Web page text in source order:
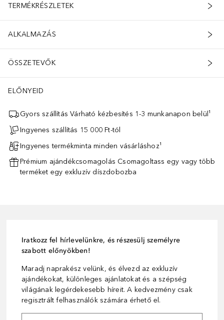
TERMÉKRÉSZLETEK
ALKALMAZÁS
ÖSSZETEVŐK
ELŐNYEID
Gyors szállítás Várható kézbesítés 1-3 munkanapon belül¹
Ingyenes szállítás 15 000 Ft-tól
Ingyenes termékminta minden vásárláshoz¹
Prémium ajándékcsomagolás Csomagoltass egy vagy több
terméket egy exkluzív díszdobozba
Iratkozz fel hírlevelünkre, és részesülj személyre
szabott előnyökben!
Maradj naprakész velünk, és élvezd az exkluzív
ajándékokat, különleges ajánlatokat és a szépség
világának legérdekesebb híreit. A kedvezmény csak
regisztrált felhasználók számára érhető el.